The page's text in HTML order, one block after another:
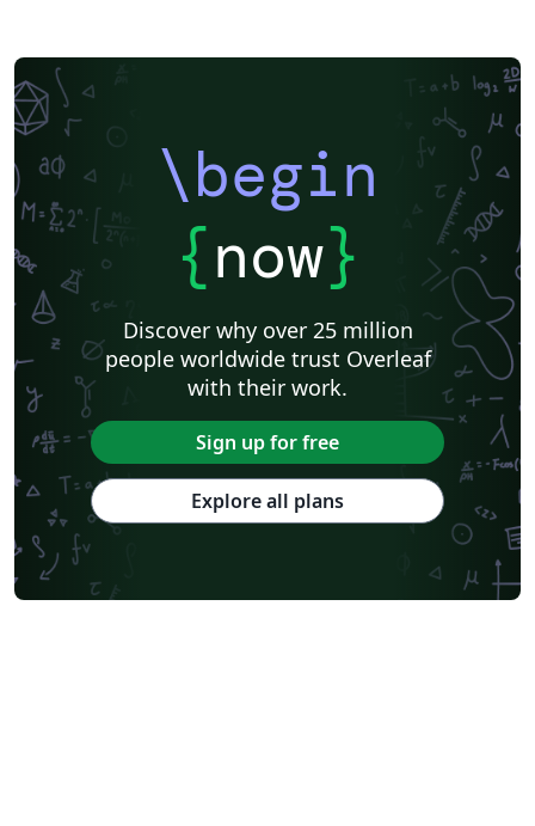
\begin
{now}
Discover why over 25 million
people worldwide trust Overleaf
with their work.
Sign up for free
Explore all plans